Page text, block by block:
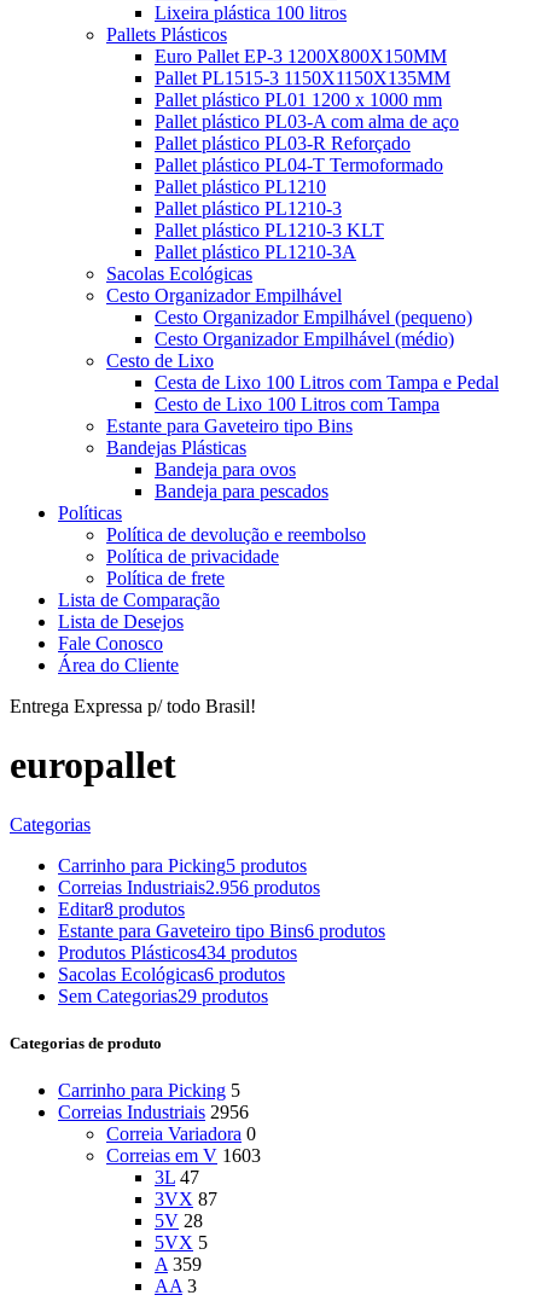
Lixeira plástica 100 litros
Pallets Plásticos
Euro Pallet EP-3 1200X800X150MM
Pallet PL1515-3 1150X1150X135MM
Pallet plástico PL01 1200 x 1000 mm
Pallet plástico PL03-A com alma de aço
Pallet plástico PL03-R Reforçado
Pallet plástico PL04-T Termoformado
Pallet plástico PL1210
Pallet plástico PL1210-3
Pallet plástico PL1210-3 KLT
Pallet plástico PL1210-3A
Sacolas Ecológicas
Cesto Organizador Empilhável
Cesto Organizador Empilhável (pequeno)
Cesto Organizador Empilhável (médio)
Cesto de Lixo
Cesta de Lixo 100 Litros com Tampa e Pedal
Cesto de Lixo 100 Litros com Tampa
Estante para Gaveteiro tipo Bins
Bandejas Plásticas
Bandeja para ovos
Bandeja para pescados
Políticas
Política de devolução e reembolso
Política de privacidade
Política de frete
Lista de Comparação
Lista de Desejos
Fale Conosco
Área do Cliente
Entrega Expressa p/ todo Brasil!
europallet
Categorias
Carrinho para Picking5 produtos
Correias Industriais2.956 produtos
Editar8 produtos
Estante para Gaveteiro tipo Bins6 produtos
Produtos Plásticos434 produtos
Sacolas Ecológicas6 produtos
Sem Categorias29 produtos
Categorias de produto
Carrinho para Picking 5
Correias Industriais 2956
Correia Variadora 0
Correias em V 1603
3L 47
3VX 87
5V 28
5VX 5
A 359
AA 3